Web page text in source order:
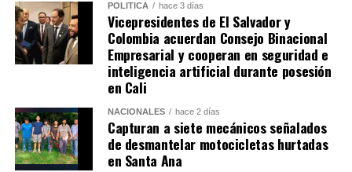
POLÍTICA hace 3 días
Vicepresidentes de El Salvador y
Colombia acuerdan Consejo Binacional
Empresarial y cooperan en seguridad e
inteligencia artificial durante posesión
en Cali
NACIONALES hace 2 días
Capturan a siete mecánicos señalados
de desmantelar motocicletas hurtadas
en Santa Ana